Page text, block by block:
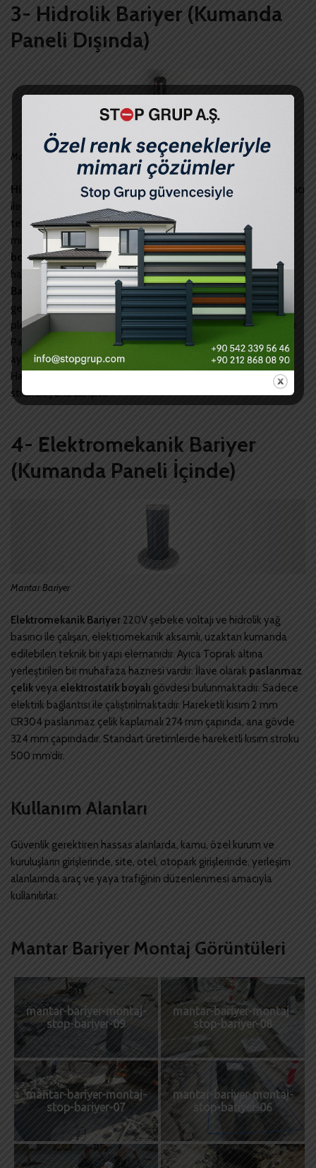
3- Hidrolik Bariyer (Kumanda
Paneli Dışında)
Mantar Bariyer
Hidrolik Bariyer220V şebeke voltajı yanında, hidrolik yağ basıncı
ile çalışan, elektro mekanik aksamlı, uzaktan kontrol edilebilen
teknik bir yapı elemanıdır. Toprak altına yerleştirilen bir
muhafaza haznesi vardır.
Paslanmaz çelikveyaelektrostatik
boyalıgövdesi bulunmaktadır. Ayrıca tüm sistemi kendi iç
haznesi içerisinde barındıran bir yapısı vardır.Hidrolik Mantar
Bariyer Hidrolik Ünitesi Kendi İçindedir.Kırmızı LED ışık su
geçirmez 30 mm genişliğindedir. Üzerinde 3 mm kalınlıkta
pleksiglas ve 1 mm kalınlıkta paslanmaz çember bulunmaktadır.
Paslanmaz üzerine istenilen yazı yazdırılabilir. Ünitesi dışarıda
ayrı bir muhafaza kabinin içinde bulunan bariyer sistemidir.
Hareketli kısım 220 mm çapına, 14 mm kalınlığına ve 500 mm
strok boyuna sahiptir.
4- Elektromekanik Bariyer
(Kumanda Paneli İçinde)
Mantar Bariyer
Elektromekanik Bariyer220V şebeke voltajı ve hidrolik yağ
basıncı ile çalışan, elektromekanik aksamlı, uzaktan kumanda
edilebilen teknik bir yapı elemanıdır. Ayıca Toprak altına
yerleştirilen bir muhafaza haznesi vardır. İlave olarak paslanmaz
çelikveya elektrostatik boyalı gövdesi bulunmaktadır. Sadece
elektrik bağlantısı ile çalıştırılmaktadır. Hareketli kısım 2 mm
CR304 paslanmaz çelik kaplamalı 274 mm çapında, ana gövde
324 mm çapındadır. Standart üretimlerde hareketli kısım stroku
500 mm’dir.
Kullanım Alanları
Güvenlik gerektiren hassas alanlarda, kamu, özel kurum ve
kuruluşların girişlerinde, site, otel, otopark girişlerinde, yerleşim
alanlarında araç ve yaya trafiğinin düzenlenmesi amacıyla
kullanılırlar.
Mantar Bariyer Montaj Görüntüleri
mantar-bariyer-montaj-
stop-bariyer-09
mantar-bariyer-montaj-
stop-bariyer-08
mantar-bariyer-montaj-
stop-bariyer-07
mantar-bariyer-montaj-
stop-bariyer-06